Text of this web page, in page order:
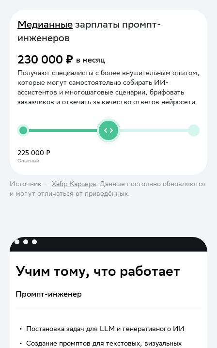
Медианные зарплаты промпт-
инженеров
230 000 ₽ в месяц
Получают специалисты с более внушительным опытом,
которые могут самостоятельно собирать ИИ-
ассистентов и многошаговые сценарии, брифовать
заказчиков и отвечать за качество ответов нейросети
225 000 ₽
Опытный
Источник — Хабр Карьера. Данные постоянно обновляются
и могут отличаться от приведённых.
Учим тому, что работает
Промпт-инженер
Постановка задач для LLM и генеративного ИИ
Создание промптов для текстовых, визуальных